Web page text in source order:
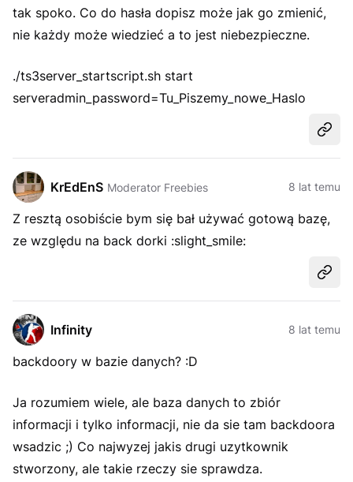
tak spoko. Co do hasła dopisz może jak go zmienić,
nie każdy może wiedzieć a to jest niebezpieczne.
./ts3server_startscript.sh start
serveradmin_password=Tu_Piszemy_nowe_Haslo
KrEdEnS Moderator Freebies 8 lat temu
Z resztą osobiście bym się bał używać gotową bazę,
ze względu na back dorki :slight_smile:
Infinity 8 lat temu
backdoory w bazie danych? :D
Ja rozumiem wiele, ale baza danych to zbiór
informacji i tylko informacji, nie da sie tam backdoora
wsadzic ;) Co najwyzej jakis drugi uzytkownik
stworzony, ale takie rzeczy sie sprawdza.